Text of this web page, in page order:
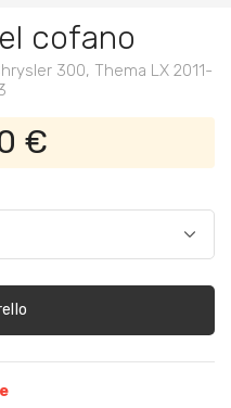
cofano
300, Thema LX 2011-
€